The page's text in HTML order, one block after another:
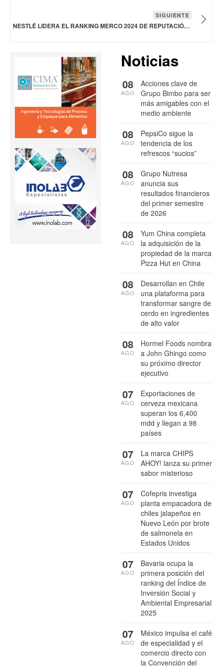
SIGUIENTE
NESTLÉ LIDERA EL RANKING MERCO 2024 DE REPUTACIÓN CORPORATIVA EN IBEROAMÉRICA
Noticias
Acciones clave de
Grupo Bimbo para ser
más amigables con el
medio ambiente
08
AGO
PepsiCo sigue la
tendencia de los
refrescos “sucios”
08
AGO
Grupo Nutresa
anuncia sus
resultados financieros
del primer semestre
de 2026
08
AGO
Yum China completa
la adquisición de la
propiedad de la marca
Pizza Hut en China
08
AGO
Desarrollan en Chile
una plataforma para
transformar sangre de
cerdo en ingredientes
de alto valor
08
AGO
Hormel Foods nombra
a John Ghingo como
su próximo director
ejecutivo
08
AGO
Exportaciones de
cerveza mexicana
superan los 6,400
mdd y llegan a 98
países
07
AGO
La marca CHIPS
AHOY! lanza su primer
sabor misterioso
07
AGO
Cofepris investiga
planta empacadora de
chiles jalapeños en
Nuevo León por brote
de salmonela en
Estados Unidos
07
AGO
Bavaria ocupa la
primera posición del
ranking del Índice de
Inversión Social y
Ambiental Empresarial
2025
07
AGO
México impulsa el café
de especialidad y el
comercio directo con
la Convención del
07
AGO